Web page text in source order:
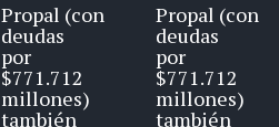
Propal (con
deudas
por
$771.712
millones)
también
Propal (con
deudas
por
$771.712
millones)
también